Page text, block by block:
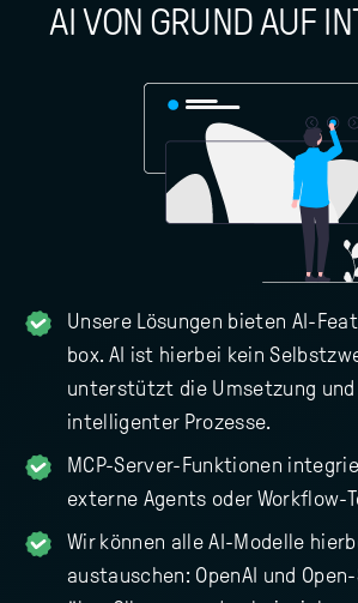
AI VON GRUND AUF
Unsere Lösungen bieten AI-
box. AI ist hierbei kein
unterstützt die Umsetzung
intelligenter Prozesse.
MCP-Server-Funktionen
externe Agents oder Workflow-
Wir können alle AI-Modelle
austauschen: OpenAI und